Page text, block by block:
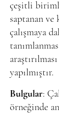
çeşitli
saptanan
çalışmaya
yapılmıştır.
Bulgular:
örneğinde